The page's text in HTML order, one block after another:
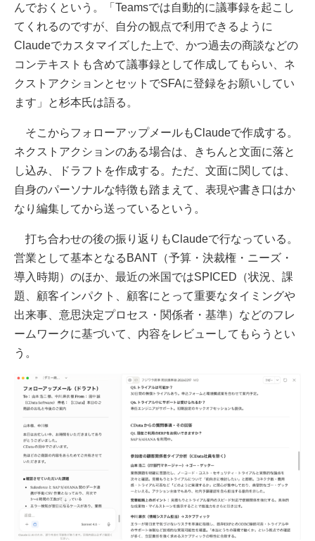
んでおくという。「Teamsでは自動的に議事録を起こし
てくれるのですが、自分の観点で利用できるように
Claudeでカスタマイズした上で、かつ過去の商談などの
コンテキストも含めて議事録として作成してもらい、ネ
クストアクションとセットでSFAに登録をお願いしてい
ます」と杉本氏は語る。
そこからフォローアップメールもClaudeで作成する。
ネクストアクションのある場合は、きちんと文面に落と
し込み、ドラフトを作成する。ただ、文面に関しては、
自身のパーソナルな特徴も踏まえて、表現や書き口はか
なり編集してから送っているという。
打ち合わせの後の振り返りもClaudeで行なっている。
営業として基本となるBANT（予算・決裁権・ニーズ・
導入時期）のほか、最近の米国ではSPICED（状況、課
題、顧客インパクト、顧客にとって重要なタイミングや
出来事、意思決定プロセス・関係者・基準）などのフレ
ームワークに基づいて、内容をレビューしてもらうとい
う。